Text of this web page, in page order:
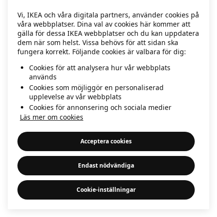
information)
Vi, IKEA och våra digitala partners, använder cookies på
våra webbplatser. Dina val av cookies här kommer att
gälla för dessa IKEA webbplatser och du kan uppdatera
dem när som helst. Vissa behövs för att sidan ska
fungera korrekt. Följande cookies är valbara för dig:
Cookies för att analysera hur vår webbplats
används
Cookies som möjliggör en personaliserad
upplevelse av vår webbplats
Cookies för annonsering och sociala medier
Läs mer om cookies
Acceptera cookies
Endast nödvändiga
Cookie-inställningar